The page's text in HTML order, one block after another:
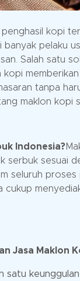
kopi
pelaku
Salah satu
kopi
tanpa
maklon kopi
Indonesia?
serbuk sesuai
seluruh
Jasa Maklon
satu